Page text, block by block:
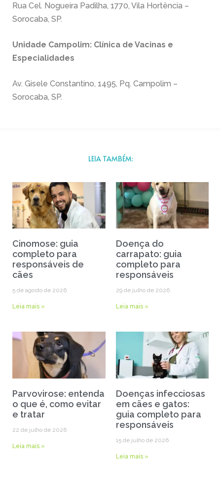
Rua Cel. Nogueira Padilha, 1770, Vila Hortência –
Sorocaba, SP.
Unidade Campolim: Clínica de Vacinas e
Especialidades
Av. Gisele Constantino, 1495, Pq. Campolim –
Sorocaba, SP.
LEIA TAMBÉM:
Cinomose: guia
completo para
responsáveis de
cães
5 de agosto de 2026
Leia mais »
Doença do
carrapato: guia
completo para
responsáveis
29 de julho de 2026
Leia mais »
Parvovirose: entenda
o que é, como evitar
e tratar
22 de julho de 2026
Leia mais »
Doenças infecciosas
em cães e gatos:
guia completo para
responsáveis
15 de julho de 2026
Leia mais »